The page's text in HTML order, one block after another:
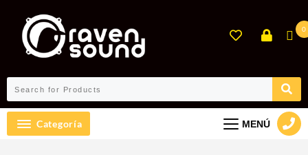
contenido
0
Categoría MENÚ